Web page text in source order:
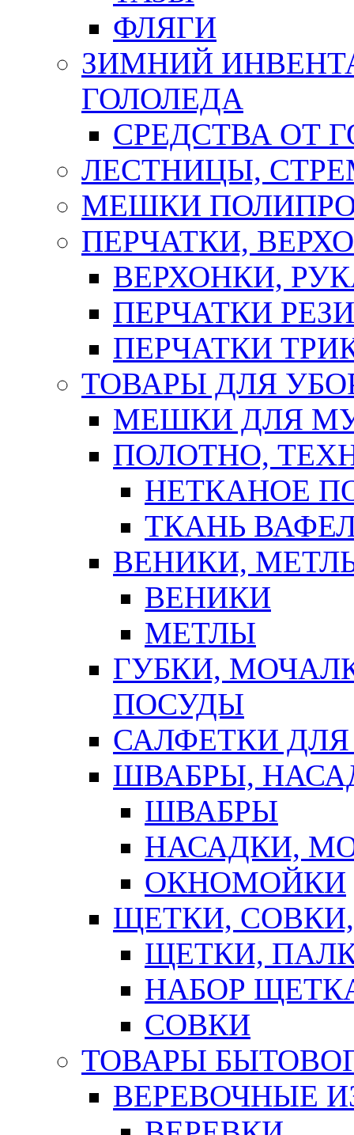
ФЛЯГИ
ЗИМНИЙ
ГОЛОЛЕДА
СРЕДСТВА ОТ
ЛЕСТНИЦЫ,
МЕШКИ
ПЕРЧАТКИ,
ВЕРХОНКИ,
ПЕРЧАТКИ
ПЕРЧАТКИ
ТОВАРЫ ДЛЯ
МЕШКИ ДЛЯ
ПОЛОТНО,
НЕТКАНОЕ
ТКАНЬ
ВЕНИКИ,
ВЕНИКИ
МЕТЛЫ
ГУБКИ,
ПОСУДЫ
САЛФЕТКИ
ШВАБРЫ,
ШВАБРЫ
НАСАДКИ,
ОКНОМОЙКИ
ЩЕТКИ,
ЩЕТКИ,
НАБОР
СОВКИ
ТОВАРЫ
ВЕРЕВОЧНЫЕ